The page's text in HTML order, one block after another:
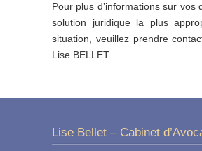
Pour plus d’informations sur vos
solution juridique la plus
situation, veuillez prendre
Lise BELLET.
Lise Bellet – Cabinet